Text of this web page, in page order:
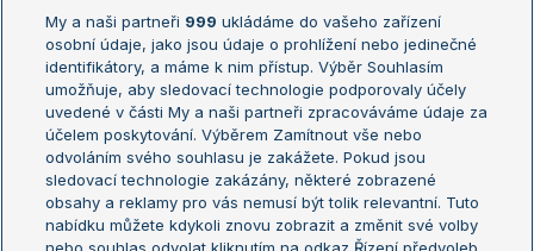
Žebříček ATP (muži)
Žebříček WTA (ženy)
Sázkařský žebříček
Australian Open
French Open
Wimbledon
US Open
Turnaj mistrů
Turnaj mistryň
Aktualní trendy
My a naši partneři 999 ukládáme do vašeho zařízení
osobní údaje, jako jsou údaje o prohlížení nebo jedinečné
identifikátory, a máme k nim přístup. Výběr Souhlasím
umožňuje, aby sledovací technologie podporovaly účely
uvedené v části My a naši partneři zpracováváme údaje za
účelem poskytování. Výběrem Zamítnout vše nebo
odvoláním svého souhlasu je zakážete. Pokud jsou
sledovací technologie zakázány, některé zobrazené
obsahy a reklamy pro vás nemusí být tolik relevantní. Tuto
nabídku můžete kdykoli znovu zobrazit a změnit své volby